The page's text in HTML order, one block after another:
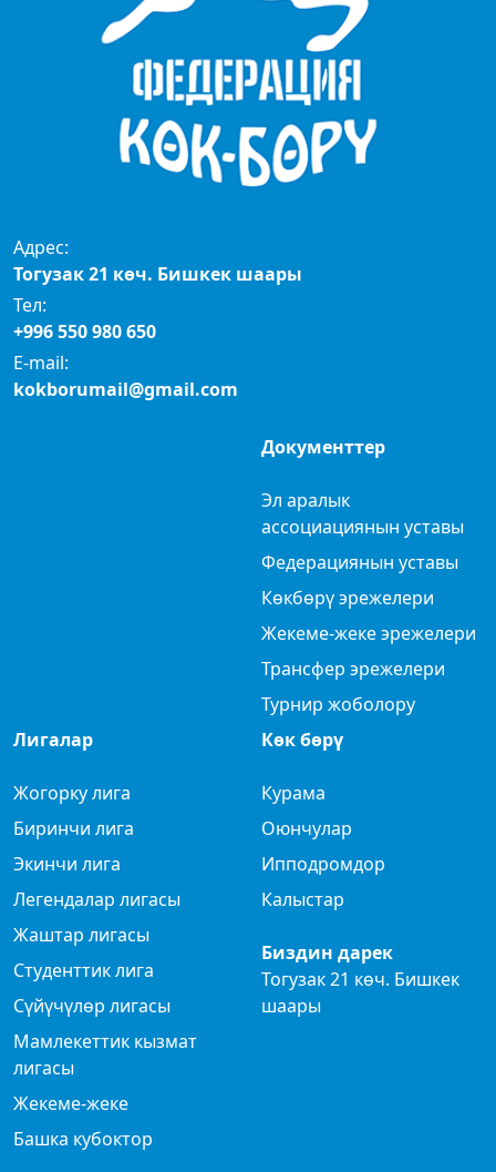
Адрес:
Тогузак 21 көч. Бишкек шаары
Тел:
+996 550 980 650
E-mail:
kokborumail@gmail.com
Документтер
Эл аралык
ассоциациянын уставы
Федерациянын уставы
Көкбөрү эрежелери
Жекеме-жеке эрежелери
Трансфер эрежелери
Турнир жоболору
Лигалар
Жогорку лига
Биринчи лига
Экинчи лига
Легендалар лигасы
Жаштар лигасы
Студенттик лига
Сүйүчүлөр лигасы
Мамлекеттик кызмат
лигасы
Жекеме-жеке
Башка кубоктор
Көк бөрү
Курама
Оюнчулар
Ипподромдор
Калыстар
Биздин дарек
Тогузак 21 көч. Бишкек
шаары